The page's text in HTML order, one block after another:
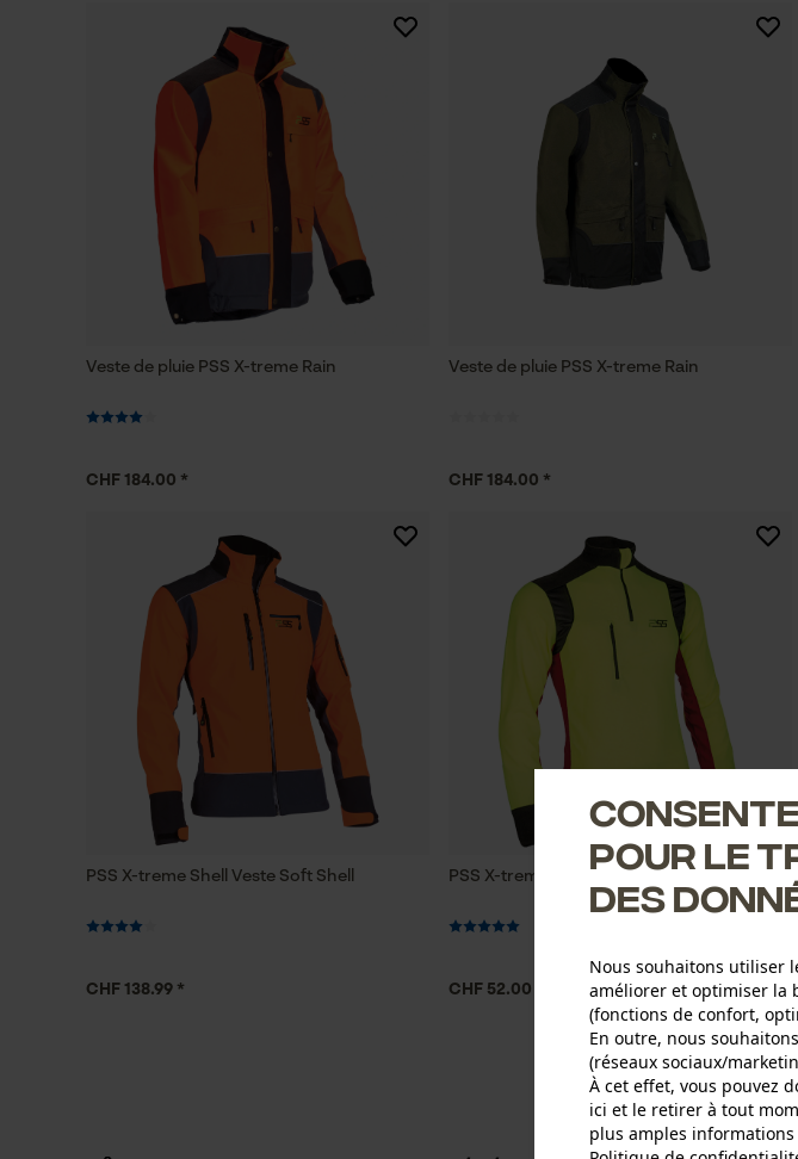
Veste de pluie PSS X-treme Rain
CHF 184.00 *
Veste de pluie PSS X-treme Rain
CHF 184.00 *
PSS X-treme Shell Veste Soft Shell
CHF 138.99 *
PSS X-treme Polar Shirt en micro polaire
CHF 52.00 *
1 2
pour le
des
Nous souhaitons utiliser
améliorer et optimiser la
(fonctions de confort,
En outre, nous
(réseaux sociaux/
À cet effet, vous pouvez
ici et le retirer à tout
plus amples